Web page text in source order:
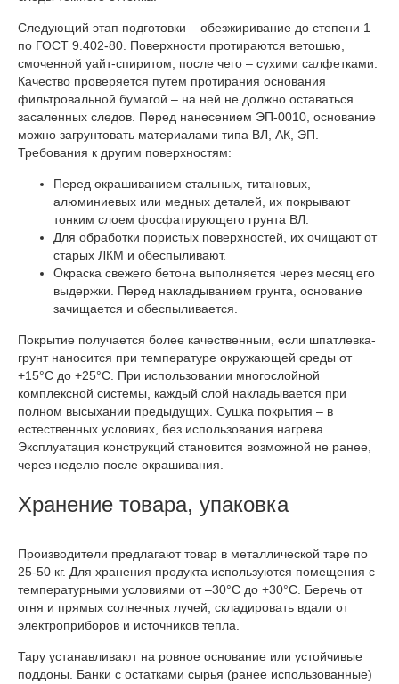
Следующий этап подготовки – обезжиривание до степени 1
по ГОСТ 9.402-80. Поверхности протираются ветошью,
смоченной уайт-спиритом, после чего – сухими салфетками.
Качество проверяется путем протирания основания
фильтровальной бумагой – на ней не должно оставаться
засаленных следов. Перед нанесением ЭП-0010, основание
можно загрунтовать материалами типа ВЛ, АК, ЭП.
Требования к другим поверхностям:
Перед окрашиванием стальных, титановых,
алюминиевых или медных деталей, их покрывают
тонким слоем фосфатирующего грунта ВЛ.
Для обработки пористых поверхностей, их очищают от
старых ЛКМ и обеспыливают.
Окраска свежего бетона выполняется через месяц его
выдержки. Перед накладыванием грунта, основание
зачищается и обеспыливается.
Покрытие получается более качественным, если шпатлевка-
грунт наносится при температуре окружающей среды от
+15°С до +25°С. При использовании многослойной
комплексной системы, каждый слой накладывается при
полном высыхании предыдущих. Сушка покрытия – в
естественных условиях, без использования нагрева.
Эксплуатация конструкций становится возможной не ранее,
через неделю после окрашивания.
Хранение товара, упаковка
Производители предлагают товар в металлической таре по
25-50 кг. Для хранения продукта используются помещения с
температурными условиями от –30°С до +30°С. Беречь от
огня и прямых солнечных лучей; складировать вдали от
электроприборов и источников тепла.
Тару устанавливают на ровное основание или устойчивые
поддоны. Банки с остатками сырья (ранее использованные)